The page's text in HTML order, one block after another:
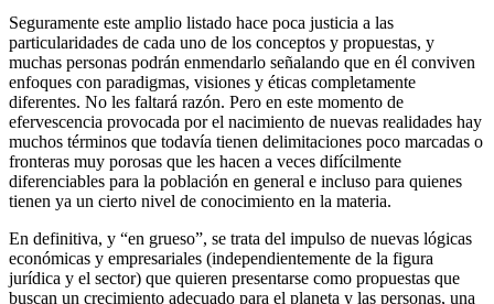
Seguramente este amplio listado hace poca justicia a las
particularidades de cada uno de los conceptos y propuestas, y
muchas personas podrán enmendarlo señalando que en él conviven
enfoques con paradigmas, visiones y éticas completamente
diferentes. No les faltará razón. Pero en este momento de
efervescencia provocada por el nacimiento de nuevas realidades hay
muchos términos que todavía tienen delimitaciones poco marcadas o
fronteras muy porosas que les hacen a veces difícilmente
diferenciables para la población en general e incluso para quienes
tienen ya un cierto nivel de conocimiento en la materia.
En definitiva, y “en grueso”, se trata del impulso de nuevas lógicas
económicas y empresariales (independientemente de la figura
jurídica y el sector) que quieren presentarse como propuestas que
buscan un crecimiento adecuado para el planeta y las personas, una